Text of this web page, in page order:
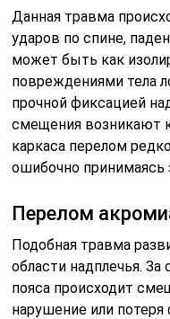
Данная травма
ударов по спине,
может быть как
повреждениями тела
прочной фиксацией
смещения возникают
каркаса перелом
ошибочно принимаясь
Перелом
Подобная травма
области надплечья.
пояса происходит
нарушение или потеря